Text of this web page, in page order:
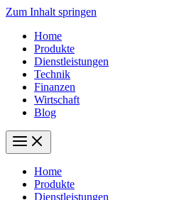
Zum Inhalt springen
Home
Produkte
Dienstleistungen
Technik
Finanzen
Wirtschaft
Blog
Home
Produkte
Dienstleistungen